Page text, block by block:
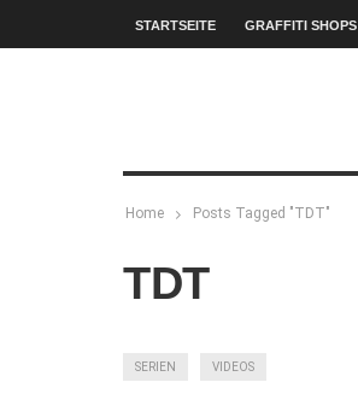
STARTSEITE GRAFFITI SHOPS
Home Posts Tagged "TDT"
TDT
SERIEN VIDEOS